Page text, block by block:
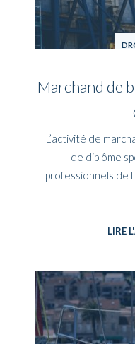
Marchand de
L’activité de
de diplôme
professionnels de
LIRE